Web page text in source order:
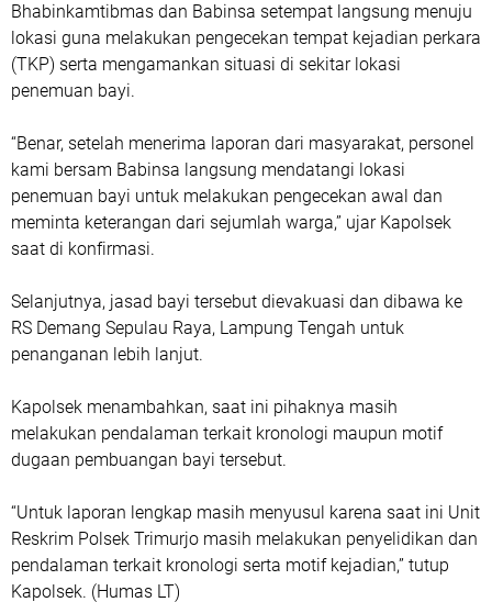
Bhabinkamtibmas dan Babinsa setempat langsung menuju
lokasi guna melakukan pengecekan tempat kejadian perkara
(TKP) serta mengamankan situasi di sekitar lokasi
penemuan bayi.
“Benar, setelah menerima laporan dari masyarakat, personel
kami bersam Babinsa langsung mendatangi lokasi
penemuan bayi untuk melakukan pengecekan awal dan
meminta keterangan dari sejumlah warga,” ujar Kapolsek
saat di konfirmasi.
Selanjutnya, jasad bayi tersebut dievakuasi dan dibawa ke
RS Demang Sepulau Raya, Lampung Tengah untuk
penanganan lebih lanjut.
Kapolsek menambahkan, saat ini pihaknya masih
melakukan pendalaman terkait kronologi maupun motif
dugaan pembuangan bayi tersebut.
“Untuk laporan lengkap masih menyusul karena saat ini Unit
Reskrim Polsek Trimurjo masih melakukan penyelidikan dan
pendalaman terkait kronologi serta motif kejadian,” tutup
Kapolsek. (Humas LT)